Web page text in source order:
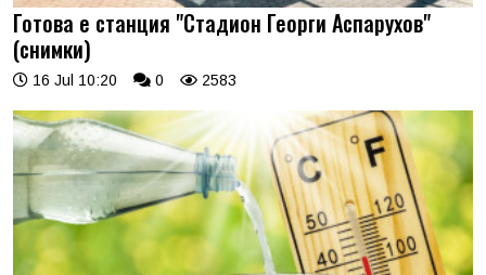
Готова е станция "Стадион Георги Аспарухов"
(снимки)
16 Jul 10:20 0 2583